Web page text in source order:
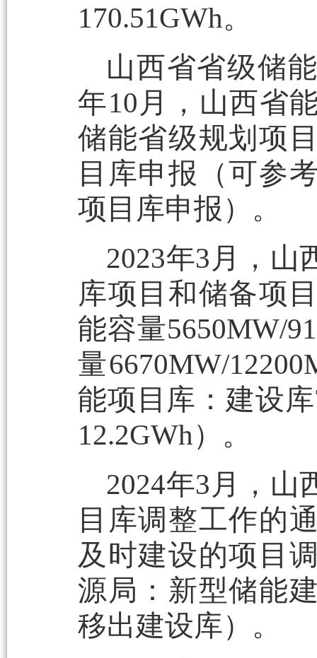
170.51GWh。
山西省省级储
年10月，山西省
储能省级规划项
目库申报（可参
项目库申报）。
2023年3月，山
库项目和储备项
能容量5650MW/
量6670MW/
能项目库：建设
12.2GWh）。
2024年3月，山
目库调整工作的
及时建设的项目
源局：新型储能
移出建设库）。